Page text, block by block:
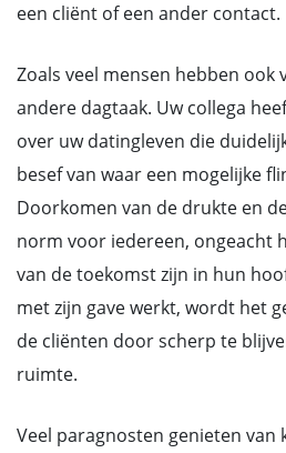
een cliënt of een ander contact.
Zoals veel mensen hebben ook
andere dagtaak. Uw collega
over uw datingleven die
besef van waar een mogelijke
Doorkomen van de drukte en
norm voor iedereen, ongeacht
van de toekomst zijn in hun
met zijn gave werkt, wordt het
de cliënten door scherp te
ruimte.
Veel paragnosten genieten van